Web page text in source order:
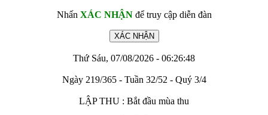
Nhấn XÁC NHẬNđể truy cập diễn đàn
Thứ Sáu, 07/08/2026 - 06:26:48
Ngày 219/365 - Tuần 32/52 - Quý 3/4
LẬP THU : Bắt đầu mùa thu